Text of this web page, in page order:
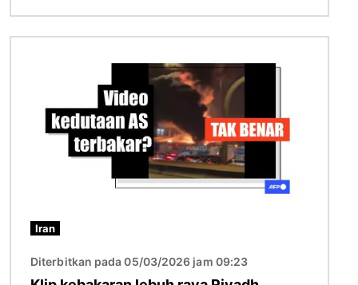
Iran
Diterbitkan pada 05/03/2026 jam 09:23